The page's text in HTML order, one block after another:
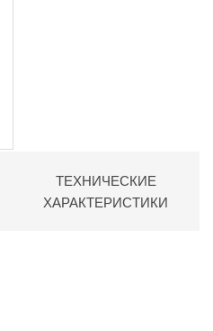
ТЕХНИЧЕСКИЕ
ХАРАКТЕРИСТИКИ